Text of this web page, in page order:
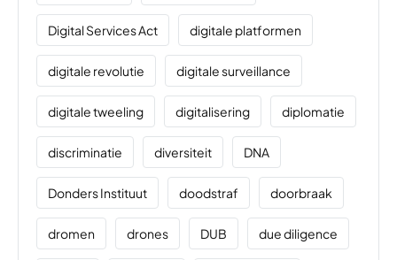
Digital Services Act digitale platformen
digitale revolutie digitale surveillance
digitale tweeling digitalisering diplomatie
discriminatie diversiteit DNA
Donders Instituut doodstraf doorbraak
dromen drones DUB due diligence